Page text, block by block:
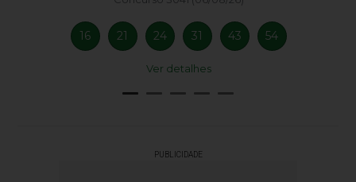
16 21 24 31 43 54
Ver detalhes
PUBLICIDADE